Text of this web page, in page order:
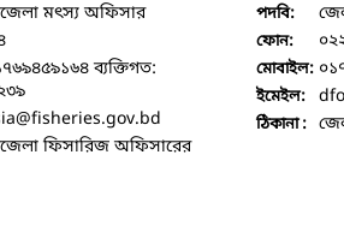
মৎস্য অফিসার
ব্যক্তিগত:
@fisheries.gov.bd
ফিসারিজ অফিসারের
পদবি:
ফোন:
মোবাইল:
ইমেইল:
ঠিকানা :